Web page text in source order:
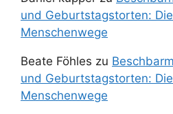
und Geburtstagstorten:
Menschenwege
Beate Föhles zu
und Geburtstagstorten:
Menschenwege